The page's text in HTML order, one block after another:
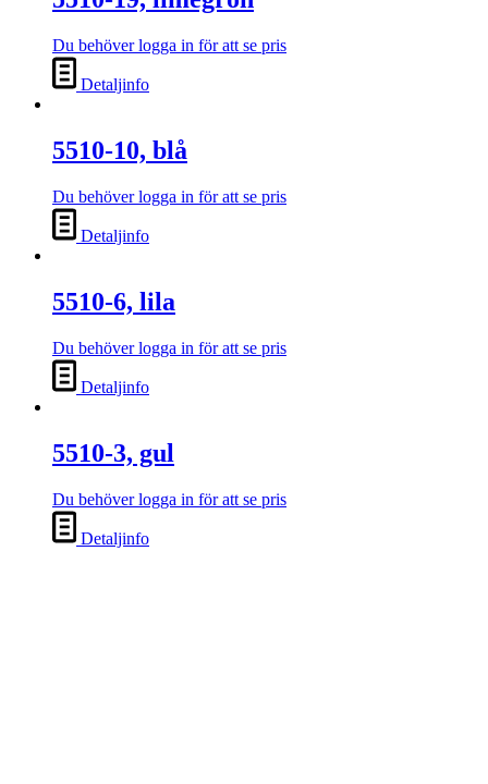
Du behöver logga in för att se pris
Detaljinfo
5510-10, blå
Du behöver logga in för att se pris
Detaljinfo
5510-6, lila
Du behöver logga in för att se pris
Detaljinfo
5510-3, gul
Du behöver logga in för att se pris
Detaljinfo